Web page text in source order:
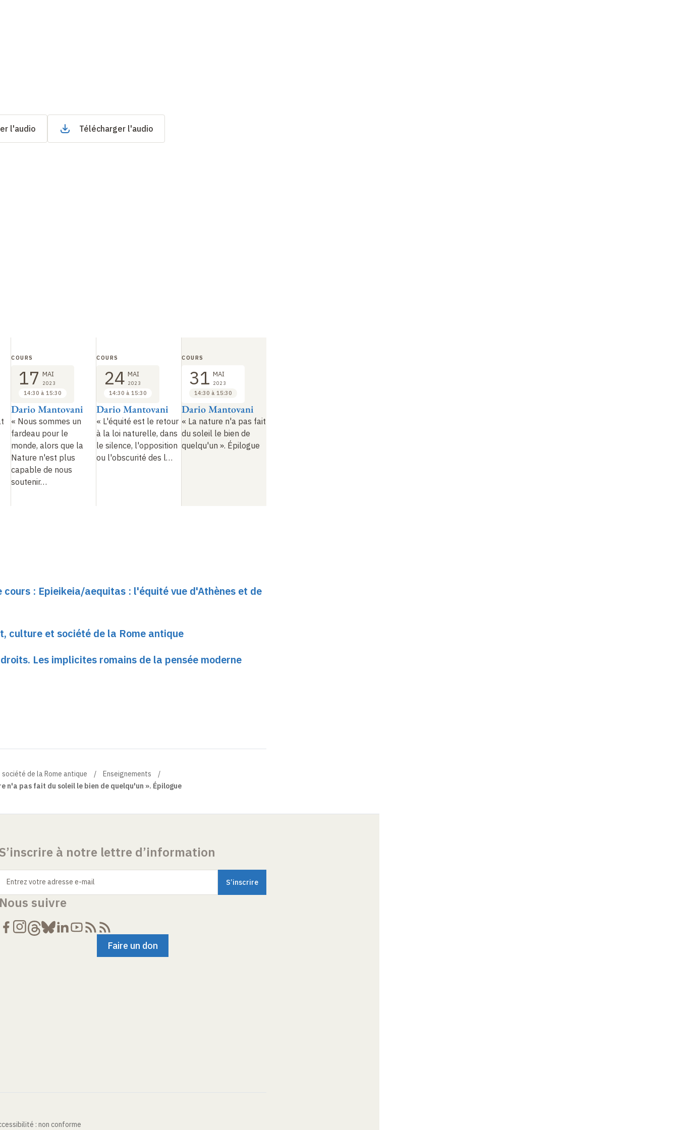
l'audio Télécharger l'audio
« Nous sommes un
fardeau pour le
monde, alors que la
Nature n'est plus
capable de nous
soutenir…
Dario Mantovani
COURS
17 MAI
2023
14:30 à 15:30
« L'équité est le retour
à la loi naturelle, dans
le silence, l'opposition
ou l'obscurité des l…
Dario Mantovani
COURS
24 MAI
2023
14:30 à 15:30
« La nature n'a pas fait
du soleil le bien de
quelqu'un ». Épilogue
Dario Mantovani
COURS
31 MAI
2023
14:30 à 15:30
: Epieikeia/aequitas : l'équité vue d'Athènes et de
culture et société de la Rome antique
Les implicites romains de la pensée moderne
de la Rome antique
Enseignements
n'a pas fait du soleil le bien de quelqu'un ». Épilogue
à notre lettre d’information
Entrez votre adresse e-mail
suivre
Faire un don
: non conforme